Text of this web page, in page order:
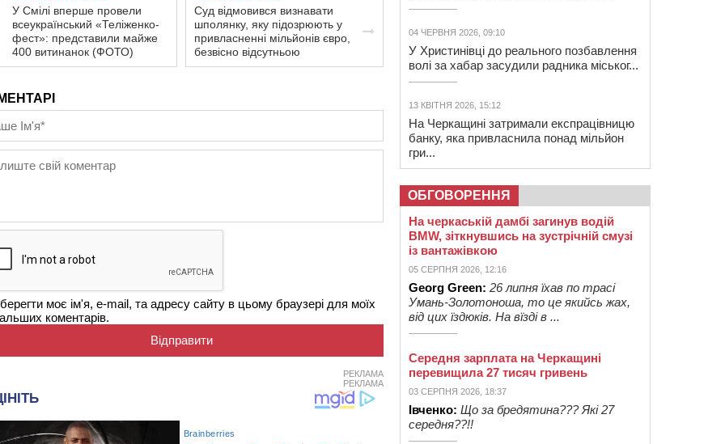
У Смілі вперше провели
всеукраїнський «Теліженко-
фест»: представили майже
400 витинанок (ФОТО)
Суд відмовився визнавати
шполянку, яку підозрюють у
привласненні мільйонів євро,
безвісно відсутньою
моє ім'я, e-mail, та адресу сайту в цьому браузері для моїх
коментарів.
РЕКЛАМА
РЕКЛАМА
04 ЧЕРВНЯ 2026, 09:10
У Христинівці до реального позбавлення
волі за хабар засудили радника міськог...
13 КВІТНЯ 2026, 15:12
На Черкащині затримали експрацівницю
банку, яка привласнила понад мільйон
гри...
ОБГОВОРЕННЯ
На черкаській дамбі загинув водій
BMW, зіткнувшись на зустрічній смузі
із вантажівкою
05 СЕРПНЯ 2026, 12:16
Georg Green: 26 липня їхав по трасі
Умань-Золотоноша, то це якийсь жах,
від цих їздюків. На вїзді в ...
Середня зарплата на Черкащині
перевищила 27 тисяч гривень
03 СЕРПНЯ 2026, 18:37
Івченко: Що за бредятина??? Які 27
середня??!!